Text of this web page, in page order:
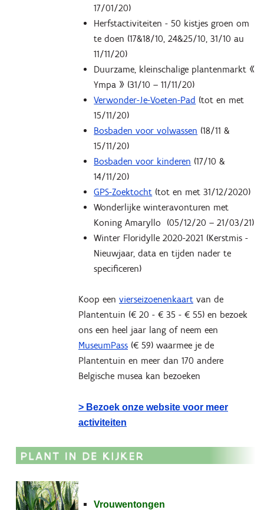
17/01/20)
Herfstactiviteiten - 50 kistjes groen om
te doen (17&18/10, 24&25/10, 31/10 au
11/11/20)
Duurzame, kleinschalige plantenmarkt «
Ympa » (31/10 – 11/11/20)
Verwonder-Je-Voeten-Pad (tot en met
15/11/20)
Bosbaden voor volwassen (18/11 &
15/11/20)
Bosbaden voor kinderen (17/10 &
14/11/20)
GPS-Zoektocht (tot en met 31/12/2020)
Wonderlijke winteravonturen met
Koning Amaryllo (05/12/20 – 21/03/21)
Winter Floridylle 2020-2021 (Kerstmis -
Nieuwjaar, data en tijden nader te
specificeren)
Koop een vierseizoenenkaart van de
Plantentuin (€ 20 - € 35 - € 55) en bezoek
ons een heel jaar lang of neem een
MuseumPass (€ 59) waarmee je de
Plantentuin en meer dan 170 andere
Belgische musea kan bezoeken
> Bezoek onze website voor meer
activiteiten
Vrouwentongen